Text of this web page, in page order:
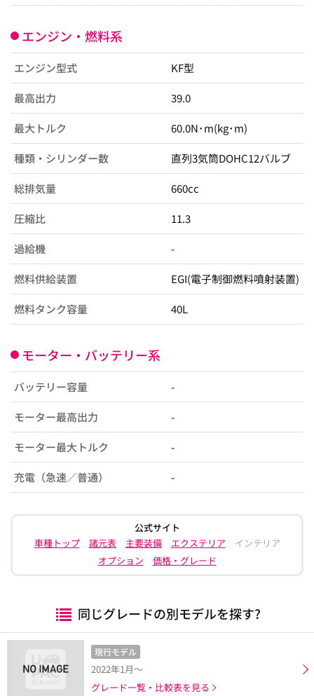
エンジン・燃料系
エンジン型式 KF型
最高出力 39.0
最大トルク 60.0N･m(kg･m)
種類・シリンダー数 直列3気筒DOHC12バルブ
総排気量 660cc
圧縮比 11.3
過給機 -
燃料供給装置 EGI(電子制御燃料噴射装置)
燃料タンク容量 40L
モーター・バッテリー系
バッテリー容量 -
モーター最高出力 -
モーター最大トルク -
充電（急速／普通） -
公式サイト
車種トップ
諸元表 主要装備 エクステリア
インテリア
オプション
価格・グレード
同じグレードの別モデルを探す?
現行モデル
2022年1月～
グレード一覧・比較表を見る